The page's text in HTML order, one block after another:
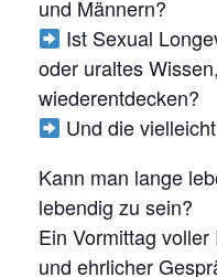
E
V
I
T
Y
M
I
T
und Männern?
Ist Sexual
oder uraltes
wiederentdecken?
Und die
Kann man lange
lebendig zu sein?
Ein Vormittag
und ehrlicher